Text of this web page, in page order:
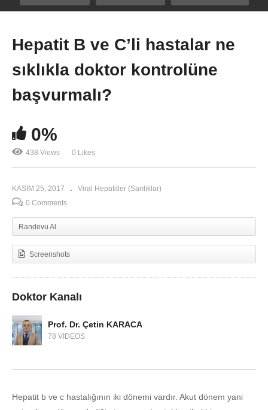
Hepatit B ve C hastalığı karaciğer kanseri riskini
arttırır mı?
Hepatit B ve C’li hastalar ne
sıklıkla doktor kontrolüne
başvurmalı?
0%
438 Views 0 Likes
KASIM 25, 2017
Viral Hepatitler (Sarılıklar)
0 Comments
Randevu Al
Screenshots
Doktor Kanalı
Prof. Dr. Çetin KARACA
78 VIDEOS
Hepatit b ve c hastalığının iki dönemi vardır. Akut dönem yani